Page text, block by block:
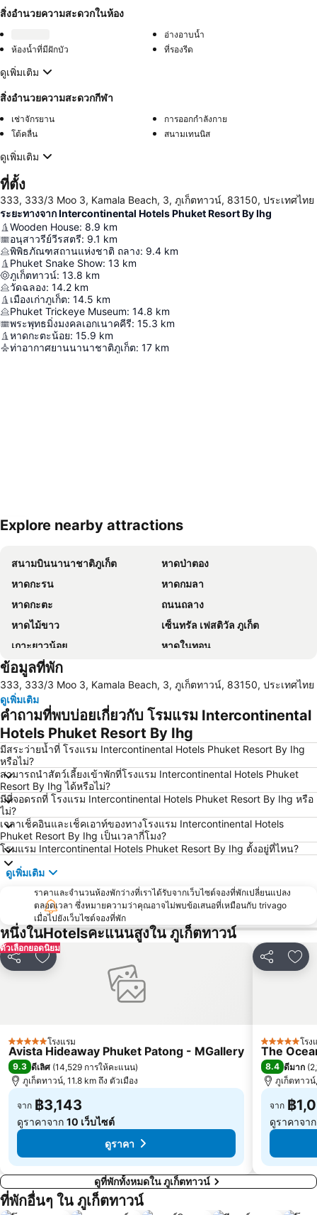
สิ่งอำนวยความสะดวกในห้อง
อ่างอาบน้ำ
ห้องน้ำที่มีฝักบัว
ที่รองรีด
ดูเพิ่มเติม
สิ่งอำนวยความสะดวกกีฬา
เช่าจักรยาน
การออกกำลังกาย
โต้คลื่น
สนามเทนนิส
ดูเพิ่มเติม
ที่ตั้ง
333, 333/3 Moo 3, Kamala Beach, 3, ภูเก็ตทาวน์, 83150, ประเทศไทย
ระยะทางจาก Intercontinental Hotels Phuket Resort By Ihg
Wooden House: 8.9 km
อนุสาวรีย์วีรสตรี: 9.1 km
พิพิธภัณฑสถานแห่งชาติ ถลาง: 9.4 km
Phuket Snake Show: 13 km
ภูเก็ตทาวน์: 13.8 km
วัดฉลอง: 14.2 km
เมืองเก่าภูเก็ต: 14.5 km
Phuket Trickeye Museum: 14.8 km
พระพุทธมิ่งมงคลเอกเนาคคีรี: 15.3 km
หาดกะตะน้อย: 15.9 km
ท่าอากาศยานนานาชาติภูเก็ต: 17 km
Explore nearby attractions
สนามบินนานาชาติภูเก็ต
หาดป่าตอง
หาดกะรน
หาดกมลา
หาดกะตะ
ถนนถลาง
หาดไม้ขาว
เซ็นทรัล เฟสติวัล ภูเก็ต
เกาะยาวน้อย
หาดในทอน
วัดฉลอง
ซอยบางลา
วังถลาง
หาดในหาน
แหลมสิงห์
หาดสุรินทร์
ภูเก็ตแฟนตาซี
สนามมวยบางลา
จังซีลอน
อ่าวมาหยา
ภูเก็ตสตั้นโชว์
เกาะราชาใหญ่
เขาพิงกัน เกาะเจมส์บอนด์
ซอยรมณีย์
ชายหาดเกาะห้อง
สวนผีเสื้อและโลกแมลงภูเก็ต
เกาะยาวใหญ่
สวนสัตว์ภูเก็ต
หาดป่าทราย
เกาะเฮ
พิพิธภัณฑ์สัตว์น้ำภูเก็ต
มีช่องลุง
ข้อมูลที่พัก
333, 333/3 Moo 3, Kamala Beach, 3, ภูเก็ตทาวน์, 83150, ประเทศไทย
ดูเพิ่มเติม
คำถามที่พบบ่อยเกี่ยวกับ โรมแรม Intercontinental
Hotels Phuket Resort By Ihg
มีสระว่ายน้ำที่ โรงแรม Intercontinental Hotels Phuket Resort By Ihg
หรือไม่?
สามารถนำสัตว์เลี้ยงเข้าพักที่โรงแรม Intercontinental Hotels Phuket
Resort By Ihg ได้หรือไม่?
มีที่จอดรถที่ โรงแรม Intercontinental Hotels Phuket Resort By Ihg หรือ
ไม่?
เวลาเช็คอินและเช็คเอาท์ของทางโรงแรม Intercontinental Hotels
Phuket Resort By Ihg เป็นเวลากี่โมง?
โรมแรม Intercontinental Hotels Phuket Resort By Ihg ตั้งอยู่ที่ไหน?
ดูเพิ่มเติม
ราคาและจำนวนห้องพักว่างที่เราได้รับจากเว็บไซต์จองที่พักเปลี่ยนแปลง
ตลอดเวลา ซึ่งหมายความว่าคุณอาจไม่พบข้อเสนอที่เหมือนกับ trivago
เมื่อไปยังเว็บไซต์จองที่พัก
หนึ่งในHotelsคะแนนสูงใน ภูเก็ตทาวน์
ตัวเลือกยอดนิยม
แชร์ เพิ่มในรายการโปรด
5 ดาว โรงแรม
Avista Hideaway Phuket Patong - MGallery
9.3 ดีเลิศ (14,529 การให้คะแนน)
ภูเก็ตทาวน์, 11.8 km ถึง ตัวเมือง
จาก ฿3,143
ดูราคาจาก 10 เว็บไซต์
ดูราคา
แชร์ เพิ่ม
5 ดาว โรง
The
8.4 ดีมาก (
ภูเก็ตทาวน์
จาก ฿
ดูราคาจา
ดูที่พักทั้งหมดใน ภูเก็ตทาวน์
ที่พักอื่นๆ ใน ภูเก็ตทาวน์